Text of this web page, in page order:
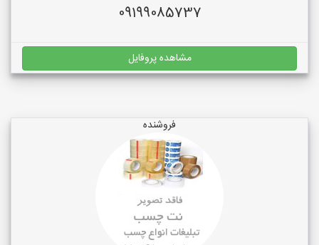
09199085737
مشاهده پروفایل
فروشنده